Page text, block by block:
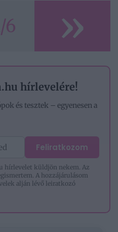
6 »
hírlevelére!
és tesztek – egyenesen a
Feliratkozom
hírlevelet küldjön nekem. Az
A hozzájárulásom
alján lévő leiratkozó